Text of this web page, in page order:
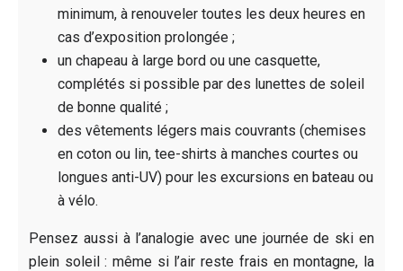
minimum, à renouveler toutes les deux heures en
cas d’exposition prolongée ;
un chapeau à large bord ou une casquette,
complétés si possible par des lunettes de soleil
de bonne qualité ;
des vêtements légers mais couvrants (chemises
en coton ou lin, tee-shirts à manches courtes ou
longues anti-UV) pour les excursions en bateau ou
à vélo.
Pensez aussi à l’analogie avec une journée de ski en
plein soleil : même si l’air reste frais en montagne, la